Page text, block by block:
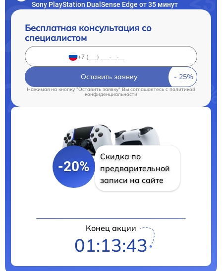
Sony PlayStation DualSense Edge от 35 минут
Бесплатная консультация со
специалистом
Оставить заявку
Нажимая на кнопку "Оставить заявку" Вы соглашаетесь cполитикой
конфиденциальности
-20%
Скидка по
предварительной
записи на сайте
Конец акции
01:13:42